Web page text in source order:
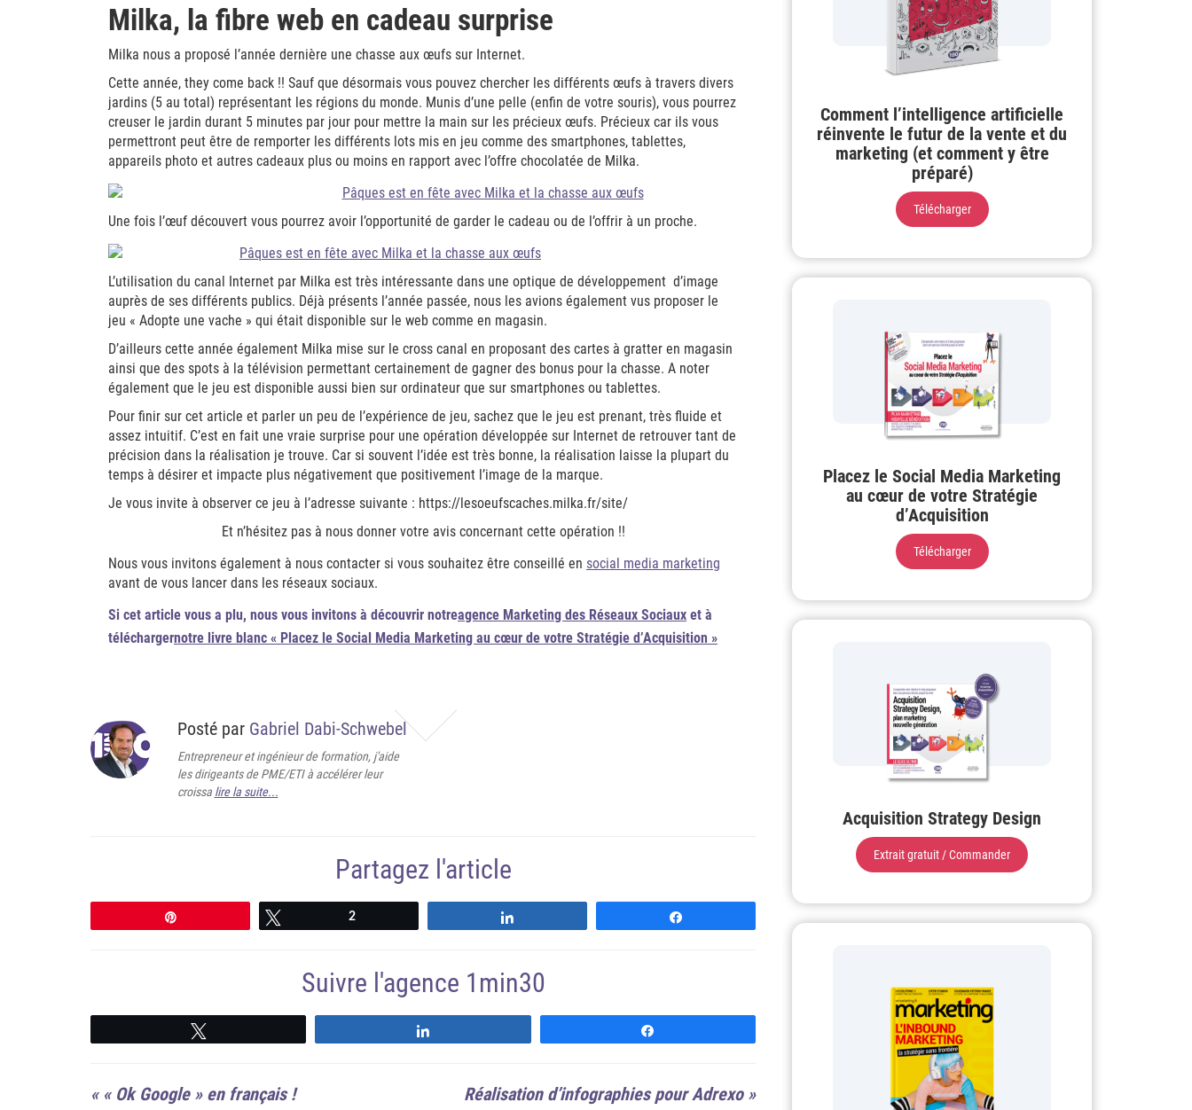
Milka, la fibre web en cadeau surprise
Milka nous a proposé l’année dernière une chasse aux œufs sur Internet.
Cette année, they come back !! Sauf que désormais vous pouvez chercher les différents œufs à travers divers
jardins (5 au total) représentant les régions du monde. Munis d’une pelle (enfin de votre souris), vous pourrez
creuser le jardin durant 5 minutes par jour pour mettre la main sur les précieux œufs. Précieux car ils vous
permettront peut être de remporter les différents lots mis en jeu comme des smartphones, tablettes,
appareils photo et autres cadeaux plus ou moins en rapport avec l’offre chocolatée de Milka.
Une fois l’œuf découvert vous pourrez avoir l’opportunité de garder le cadeau ou de l’offrir à un proche.
L’utilisation du canal Internet par Milka est très intéressante dans une optique de développement d’image
auprès de ses différents publics. Déjà présents l’année passée, nous les avions également vus proposer le
jeu « Adopte une vache » qui était disponible sur le web comme en magasin.
D’ailleurs cette année également Milka mise sur le cross canal en proposant des cartes à gratter en magasin
ainsi que des spots à la télévision permettant certainement de gagner des bonus pour la chasse. A noter
également que le jeu est disponible aussi bien sur ordinateur que sur smartphones ou tablettes.
Pour finir sur cet article et parler un peu de l’expérience de jeu, sachez que le jeu est prenant, très fluide et
assez intuitif. C’est en fait une vraie surprise pour une opération développée sur Internet de retrouver tant de
précision dans la réalisation je trouve. Car si souvent l’idée est très bonne, la réalisation laisse la plupart du
temps à désirer et impacte plus négativement que positivement l’image de la marque.
Je vous invite à observer ce jeu à l’adresse suivante : https://lesoeufscaches.milka.fr/site/
Et n’hésitez pas à nous donner votre avis concernant cette opération !!
Nous vous invitons également à nous contacter si vous souhaitez être conseillé en social media marketing
avant de vous lancer dans les réseaux sociaux.
Si cet article vous a plu, nous vous invitons à découvrir notreagence Marketing des Réseaux Sociaux et à
téléchargernotre livre blanc « Placez le Social Media Marketing au cœur de votre Stratégie d’Acquisition »
Posté par Gabriel Dabi-Schwebel
Entrepreneur et ingénieur de formation, j'aide
les dirigeants de PME/ETI à accélérer leur
croissa lire la suite...
Partagez l'article
2
Suivre l'agence 1min30
« « Ok Google » en français ! Réalisation d’infographies pour Adrexo»
Comment l’intelligence artificielle
réinvente le futur de la vente et du
marketing (et comment y être
préparé)
Télécharger
Placez le Social Media Marketing
au cœur de votre Stratégie
d’Acquisition
Télécharger
Acquisition Strategy Design
Extrait gratuit / Commander